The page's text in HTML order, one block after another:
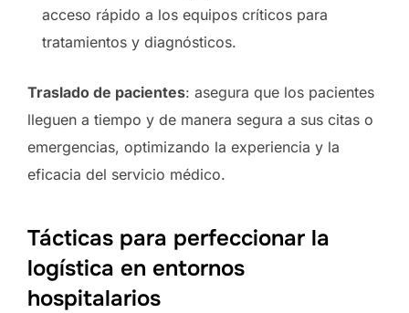
acceso rápido a los equipos críticos para
tratamientos y diagnósticos.
Traslado de pacientes: asegura que los pacientes
lleguen a tiempo y de manera segura a sus citas o
emergencias, optimizando la experiencia y la
eficacia del servicio médico.
Tácticas para perfeccionar la
logística en entornos
hospitalarios